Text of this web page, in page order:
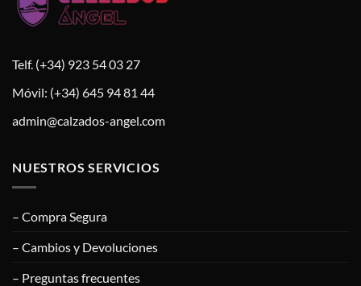
Telf. (+34) 923 54 03 27
Móvil: (+34) 645 94 81 44
admin@calzados-angel.com
NUESTROS SERVICIOS
– Compra Segura
– Cambios y Devoluciones
– Preguntas frecuentes